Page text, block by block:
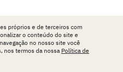
próprios e de terceiros com
o conteúdo do site e
no nosso site você
nos termos da nossa Política de